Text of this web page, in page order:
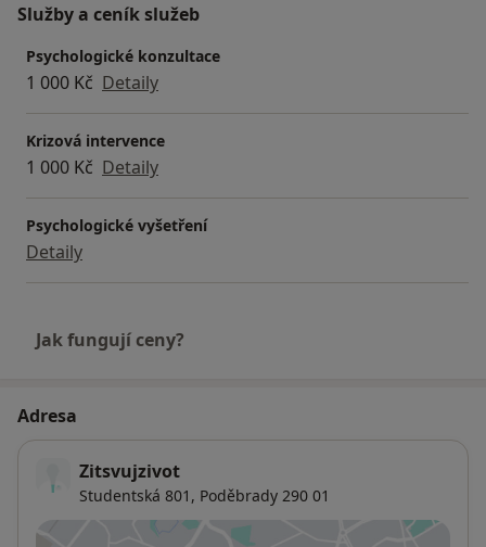
Služby a ceník služeb
Psychologické konzultace
1 000 Kč Detaily
Krizová intervence
1 000 Kč Detaily
Psychologické vyšetření
Detaily
Jak fungují ceny?
Adresa
Zitsvujzivot
Studentská 801, Poděbrady 290 01